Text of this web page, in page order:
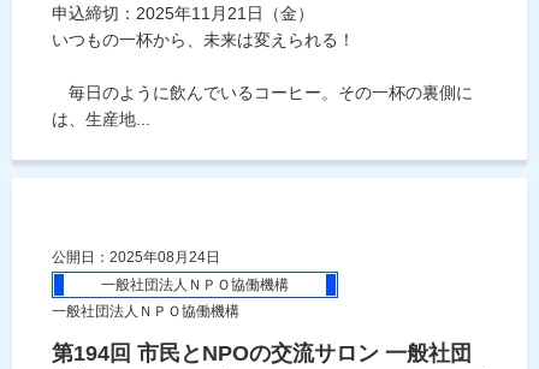
申込締切：2025年11月21日（金）
いつもの一杯から、未来は変えられる！
毎日のように飲んでいるコーヒー。その一杯の裏側に
は、生産地...
公開日：2025年08月24日
一般社団法人ＮＰＯ協働機構
一般社団法人ＮＰＯ協働機構
第194回 市民とNPOの交流サロン 一般社団